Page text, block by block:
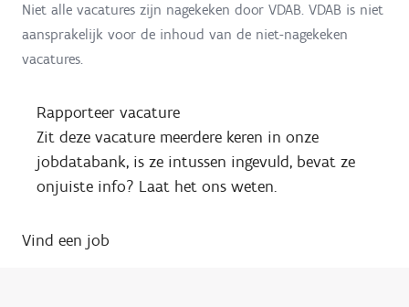
Niet alle vacatures zijn nagekeken door VDAB. VDAB is niet
aansprakelijk voor de inhoud van de niet-nagekeken
vacatures.
Rapporteer vacature
Zit deze vacature meerdere keren in onze
jobdatabank, is ze intussen ingevuld, bevat ze
onjuiste info? Laat het ons weten.
Vind een job